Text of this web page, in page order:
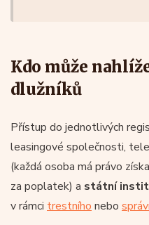
Kdo může
dlužníků
Přístup do jednotlivých
leasingové společnosti,
(každá osoba má právo
za poplatek) a státní
v rámci trestního nebo